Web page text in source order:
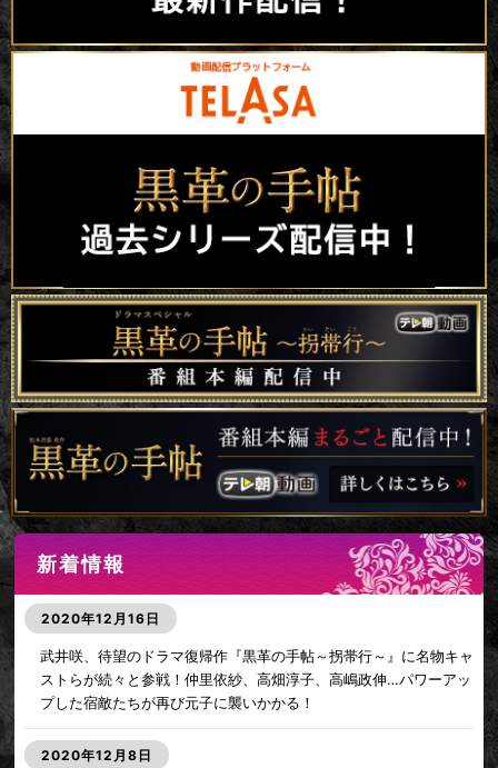
新着情報
2020年12月16日
武井咲、待望のドラマ復帰作『黒革の手帖～拐帯行～』に名物キャ
ストらが続々と参戦！仲里依紗、高畑淳子、高嶋政伸…パワーアッ
プした宿敵たちが再び元子に襲いかかる！
2020年12月8日